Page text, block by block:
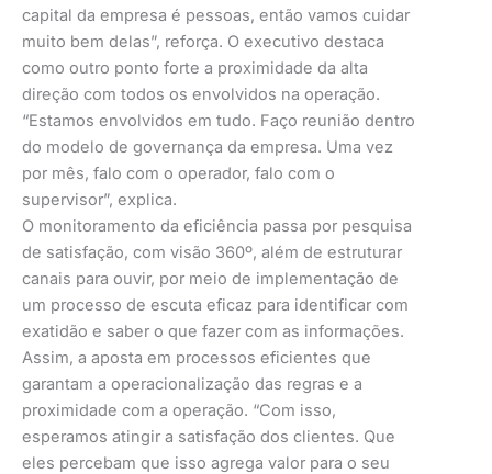
capital da empresa é pessoas, então vamos cuidar
muito bem delas”, reforça. O executivo destaca
como outro ponto forte a proximidade da alta
direção com todos os envolvidos na operação.
“Estamos envolvidos em tudo. Faço reunião dentro
do modelo de governança da empresa. Uma vez
por mês, falo com o operador, falo com o
supervisor”, explica.
O monitoramento da eficiência passa por pesquisa
de satisfação, com visão 360º, além de estruturar
canais para ouvir, por meio de implementação de
um processo de escuta eficaz para identificar com
exatidão e saber o que fazer com as informações.
Assim, a aposta em processos eficientes que
garantam a operacionalização das regras e a
proximidade com a operação. “Com isso,
esperamos atingir a satisfação dos clientes. Que
eles percebam que isso agrega valor para o seu